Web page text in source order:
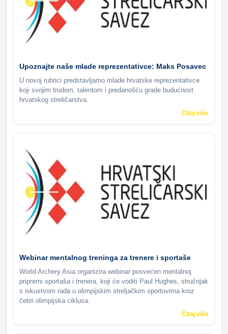
Upoznajte naše mlade reprezentativce: Maks Posavec
U novoj rubrici predstavljamo mlade hrvatske reprezentativce
koji svojim trudom, talentom i predanošću grade budućnost
hrvatskog streličarstva.
Čitaj više
Webinar mentalnog treninga za trenere i sportaše
World Archery Asia organizira webinar posvećen mentalnoj
pripremi sportaša i trenera, koji će voditi Paul Hughes, stručnjak
s iskustvom rada u olimpijskim streljačkim sportovima kroz
četiri olimpijska ciklusa.
Čitaj više